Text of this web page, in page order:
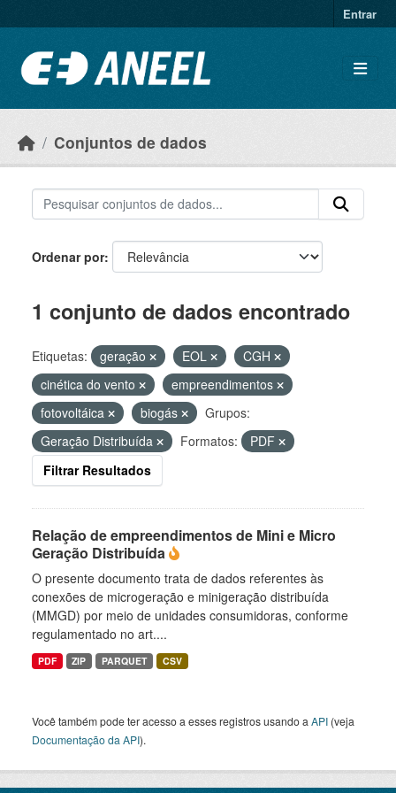
Entrar
Conjuntos de dados
Ordenar por
1 conjunto de dados encontrado
Etiquetas: geração EOL
CGH
cinética do vento
empreendimentos
fotovoltáica
biogás
Grupos:
Geração Distribuída
Formatos:
PDF
Filtrar Resultados
Relação de empreendimentos de Mini e Micro
Geração Distribuída
O presente documento trata de dados referentes às
conexões de microgeração e minigeração distribuída
(MMGD) por meio de unidades consumidoras, conforme
regulamentado no art....
PDF ZIP PARQUET CSV
Você também pode ter acesso a esses registros usando a API (veja
Documentação da API).